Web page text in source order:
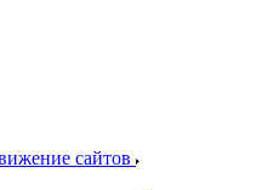
сайтов